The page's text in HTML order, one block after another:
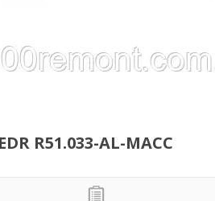
R51.033-AL-MACC